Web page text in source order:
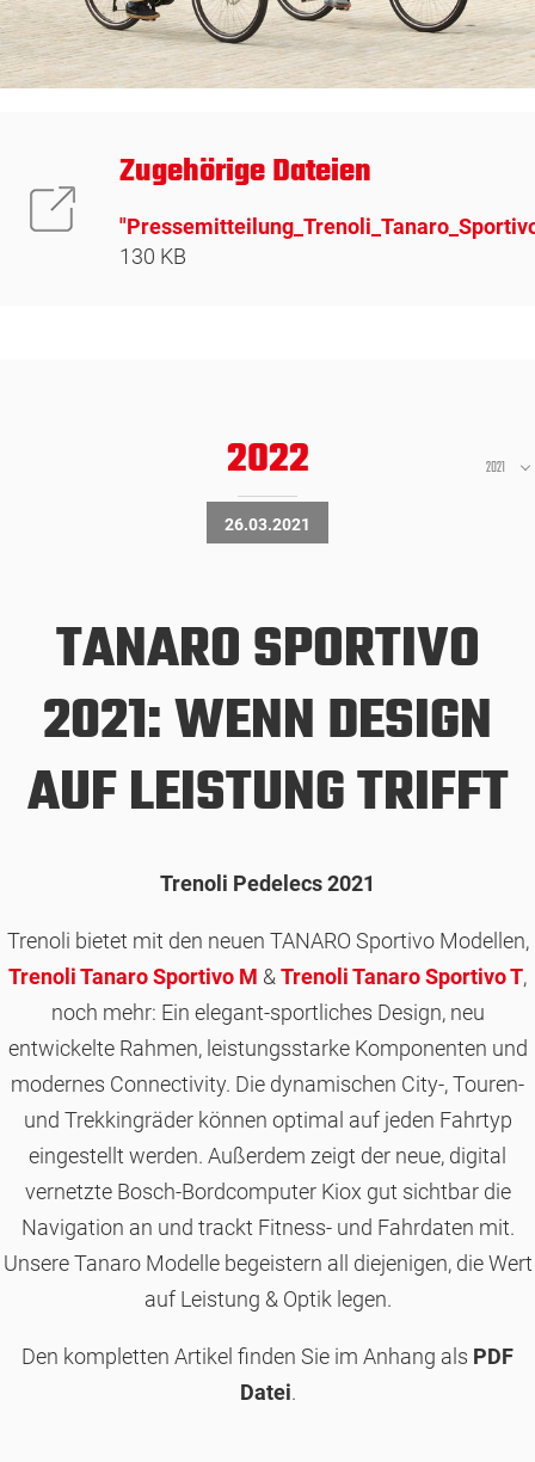
Zugehörige Dateien
130 KB
2022 2021
26.03.2021
TANARO SPORTIVO
2021: WENN DESIGN
AUF LEISTUNG TRIFFT
Trenoli Pedelecs 2021
Trenoli bietet mit den neuen TANARO Sportivo Modellen,
Trenoli Tanaro Sportivo M &Trenoli Tanaro Sportivo T,
noch mehr: Ein elegant-sportliches Design, neu
entwickelte Rahmen, leistungsstarke Komponenten und
modernes Connectivity. Die dynamischen City-, Touren-
und Trekkingräder können optimal auf jeden Fahrtyp
eingestellt werden. Außerdem zeigt der neue, digital
vernetzte Bosch-Bordcomputer Kiox gut sichtbar die
Navigation an und trackt Fitness- und Fahrdaten mit.
Unsere Tanaro Modelle begeistern all diejenigen, die Wert
auf Leistung & Optik legen.
Den kompletten Artikel finden Sie im Anhang als PDF
Datei.